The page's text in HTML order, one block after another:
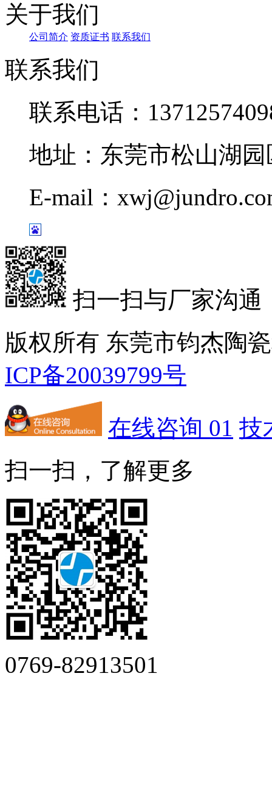
关于我们
公司简介 资质证书 联系我们
联系我们
联系电话：
地址：东莞市松山湖
E-mail：
扫一扫与厂家沟通
版权所有 东莞市钧杰
ICP备20039799号
在线咨询 01 技
扫一扫，了解更多
0769-82913501